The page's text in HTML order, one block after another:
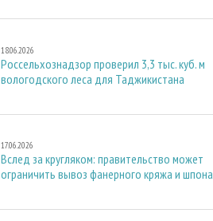
18.06.2026
Россельхознадзор проверил 3,3 тыс. куб. м
вологодского леса для Таджикистана
17.06.2026
Вслед за кругляком: правительство может
ограничить вывоз фанерного кряжа и шпона